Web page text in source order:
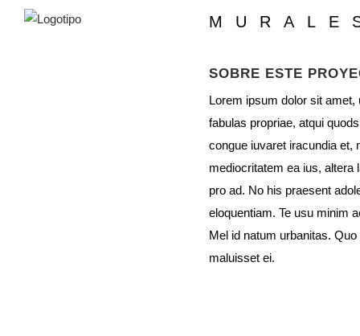
SOBRE ESTE
Lorem ipsum dolor sit amet,
fabulas propriae, atqui
congue iuvaret iracundia et,
mediocritatem ea ius, altera
pro ad. No his praesent
eloquentiam. Te usu minim
Mel id natum urbanitas.
maluisset ei.